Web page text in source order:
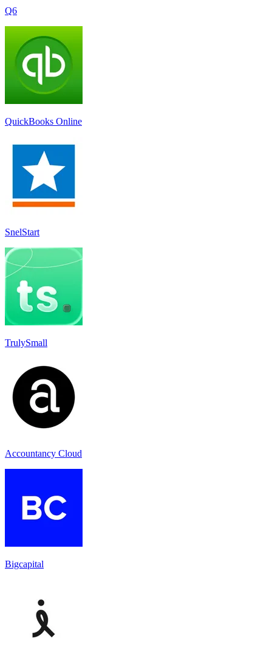
Q6
QuickBooks Online
SnelStart
TrulySmall
Accountancy Cloud
Bigcapital